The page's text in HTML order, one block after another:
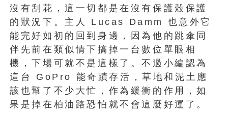
沒有刮花，這一切都是在沒有保護殼保護
的狀況下。主人 Lucas Damm 也意外它
能完好如初的回到身邊，因為他的跳傘同
伴先前在類似情下搞掉一台數位單眼相
機，下場可就不是這樣了。不過小編認為
這台 GoPro 能奇蹟存活，草地和泥土應
該也幫了不少大忙，作為緩衝的作用，如
果是掉在柏油路恐怕就不會這麼好運了。